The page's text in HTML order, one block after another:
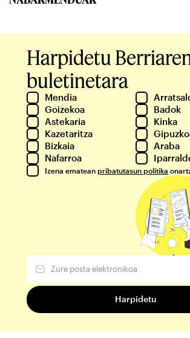
Harpidetu
buletinetara
Mendia
Goizekoa
Badok
Astekaria
Kinka
Kazetaritza
Bizkaia
Araba
Nafarroa
Izena ematean pribatutasun politika